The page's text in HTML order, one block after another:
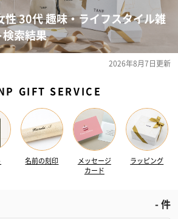
性 30代 趣味・ライフスタイル雑
索結果
2026年8月7日更新
GIFT SERVICE
名前の刻印
メッセージ
カード
ラッピング
-件